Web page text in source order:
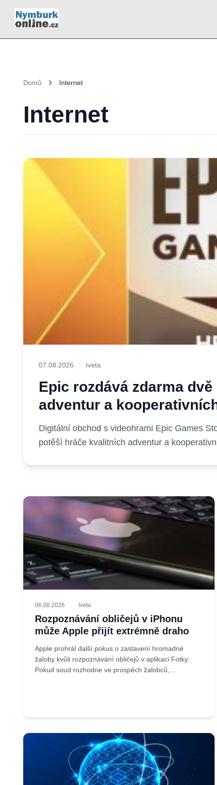
Domů Internet
Internet
07.08.2026 Iveta
Epic rozdává zdarma
adventur a
Digitální obchod s videohrami Epic Games
potěší hráče kvalitních adventur a
06.08.2026 Iveta
Rozpoznávání obličejů v iPhonu
může Apple přijít extrémně draho
Apple prohrál další pokus o zastavení hromadné
žaloby kvůli rozpoznávání obličejů v aplikaci Fotky.
Pokud soud rozhodne ve prospěch žalobců,...